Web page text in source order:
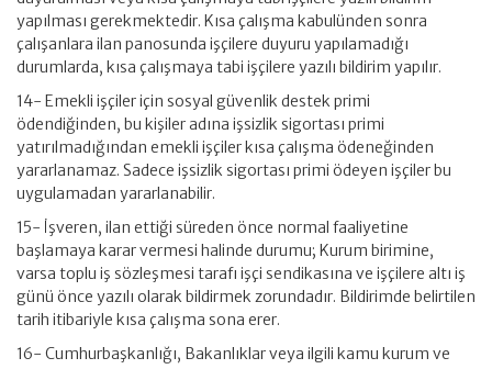
yapılması gerekmektedir. Kısa çalışma kabulünden sonra
çalışanlara ilan panosunda işçilere duyuru yapılamadığı
durumlarda, kısa çalışmaya tabi işçilere yazılı bildirim yapılır.
14- Emekli işçiler için sosyal güvenlik destek primi
ödendiğinden, bu kişiler adına işsizlik sigortası primi
yatırılmadığından emekli işçiler kısa çalışma ödeneğinden
yararlanamaz. Sadece işsizlik sigortası primi ödeyen işçiler bu
uygulamadan yararlanabilir.
15- İşveren, ilan ettiği süreden önce normal faaliyetine
başlamaya karar vermesi halinde durumu; Kurum birimine,
varsa toplu iş sözleşmesi tarafı işçi sendikasına ve işçilere altı iş
günü önce yazılı olarak bildirmek zorundadır. Bildirimde belirtilen
tarih itibariyle kısa çalışma sona erer.
16- Cumhurbaşkanlığı, Bakanlıklar veya ilgili kamu kurum ve